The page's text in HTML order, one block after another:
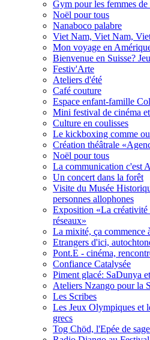
Gym pour les femmes
Noël pour tous
Nanaboco palabre
Viet Nam, Viet Nam,
Mon voyage en
Bienvenue en Suisse?
Festiv'Arte
Ateliers d'été
Café couture
Espace enfant-famille
Mini festival de cinéma
Culture en coulisses
Le kickboxing comme
Création théâtrale
Noël pour tous
La communication c'est
Un concert dans la forêt
Visite du Musée
personnes allophones
Exposition «La créativité
réseaux»
La mixité, ça commence
Etrangers d'ici,
Pont.E - cinéma,
Confiance Catalysée
Piment glacé: SaDunya
Ateliers Nzango pour la
Les Scribes
Les Jeux Olympiques et
grecs
Tog Chöd, l'Epée de